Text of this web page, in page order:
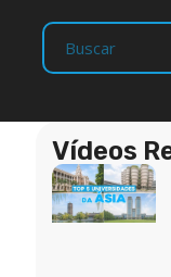
Vídeos